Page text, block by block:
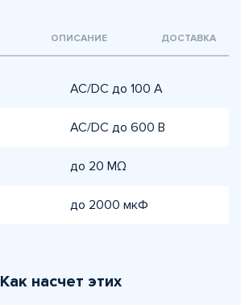
ОПИСАНИЕ ДОСТАВКА
AC/DC до 100 А
AC/DC до 600 В
до 20 MΩ
до 2000 мкФ
Как насчет этих